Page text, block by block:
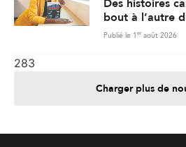
Je contribue